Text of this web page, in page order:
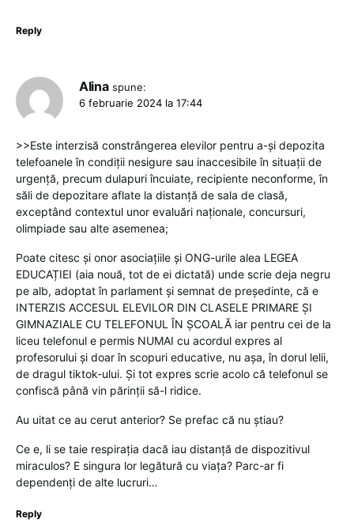
Reply
Alina spune:
6 februarie 2024 la 17:44
>>Este interzisă constrângerea elevilor pentru a-și depozita
telefoanele în condiții nesigure sau inaccesibile în situații de
urgență, precum dulapuri încuiate, recipiente neconforme, în
săli de depozitare aflate la distanță de sala de clasă,
exceptând contextul unor evaluări naționale, concursuri,
olimpiade sau alte asemenea;
Poate citesc și onor asociațiile și ONG-urile alea LEGEA
EDUCAȚIEI (aia nouă, tot de ei dictată) unde scrie deja negru
pe alb, adoptat în parlament și semnat de președinte, că e
INTERZIS ACCESUL ELEVILOR DIN CLASELE PRIMARE ȘI
GIMNAZIALE CU TELEFONUL ÎN ȘCOALĂ iar pentru cei de la
liceu telefonul e permis NUMAI cu acordul expres al
profesorului și doar în scopuri educative, nu așa, în dorul lelii,
de dragul tiktok-ului. Și tot expres scrie acolo că telefonul se
confiscă până vin părinții să-l ridice.
Au uitat ce au cerut anterior? Se prefac că nu știau?
Ce e, li se taie respirația dacă iau distanță de dispozitivul
miraculos? E singura lor legătură cu viața? Parc-ar fi
dependenți de alte lucruri…
Reply